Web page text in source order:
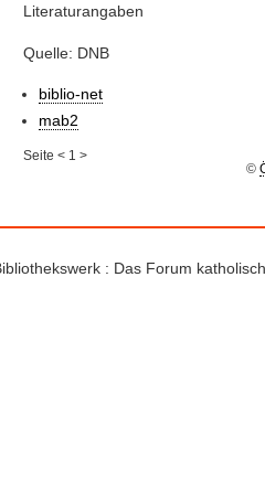
Literaturangaben
Quelle: DNB
biblio-net
mab2
Seite< 1 >
©
: Das Forum